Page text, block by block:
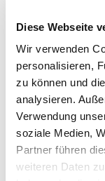
Diese Webseite
Wir verwenden
personalisieren,
zu können und
analysieren.
Verwendung
soziale Medien,
Partner führen
weiteren Daten